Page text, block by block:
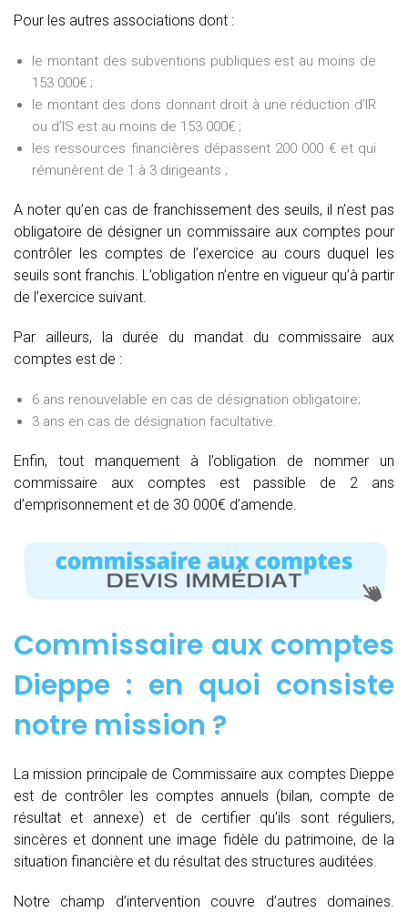
Pour les autres associations dont :
le montant des subventions publiques est au moins de
153 000€ ;
le montant des dons donnant droit à une réduction d’IR
ou d’IS est au moins de 153 000€ ;
les ressources financières dépassent 200 000 € et qui
rémunèrent de 1 à 3 dirigeants ;
A noter qu’en cas de franchissement des seuils, il n’est pas
obligatoire de désigner un commissaire aux comptes pour
contrôler les comptes de l’exercice au cours duquel les
seuils sont franchis. L’obligation n’entre en vigueur qu’à partir
de l’exercice suivant.
Par ailleurs, la durée du mandat du commissaire aux
comptes est de :
6 ans renouvelable en cas de désignation obligatoire;
3 ans en cas de désignation facultative.
Enfin, tout manquement à l’obligation de nommer un
commissaire aux comptes est passible de 2 ans
d’emprisonnement et de 30 000€ d’amende.
Commissaire aux comptes
Dieppe : en quoi consiste
notre mission ?
La mission principale de Commissaire aux comptes Dieppe
est de contrôler les comptes annuels (bilan, compte de
résultat et annexe) et de certifier qu’ils sont réguliers,
sincères et donnent une image fidèle du patrimoine, de la
situation financière et du résultat des structures auditées.
Notre champ d’intervention couvre d’autres domaines.